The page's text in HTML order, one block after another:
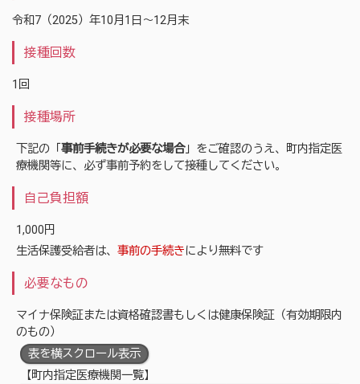
令和7（2025）年10月1日～12月末
接種回数
1回
接種場所
下記の「事前手続きが必要な場合」をご確認のうえ、町内指定医
療機関等に、必ず事前予約をして接種してください。
自己負担額
1,000円
生活保護受給者は、事前の手続きにより無料です
必要なもの
マイナ保険証または資格確認書もしくは健康保険証（有効期限内
のもの）
表を横スクロール表示
【町内指定医療機関一覧】